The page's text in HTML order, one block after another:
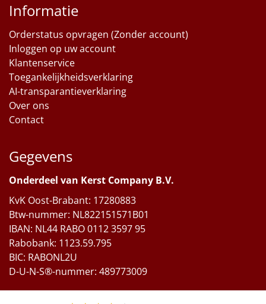
Informatie
Orderstatus opvragen (Zonder account)
Inloggen op uw account
Klantenservice
Toegankelijkheidsverklaring
AI-transparantieverklaring
Over ons
Contact
Gegevens
Onderdeel van Kerst Company B.V.
KvK Oost-Brabant: 17280883
Btw-nummer: NL822151571B01
IBAN: NL44 RABO 0112 3597 95
Rabobank: 1123.59.795
BIC: RABONL2U
D-U-N-S®-nummer: 489773009